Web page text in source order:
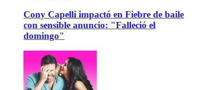
Cony Capelli impactó en Fiebre de baile
con sensible anuncio: "Falleció el
domingo"